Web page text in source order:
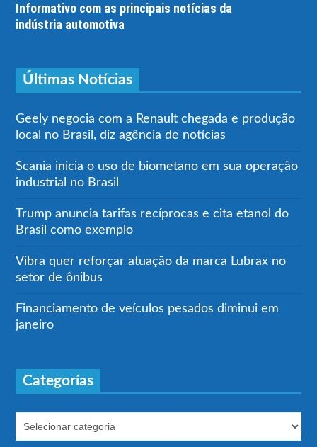
Informativo com as principais notícias da
indústria automotiva
Últimas Notícias
Geely negocia com a Renault chegada e produção
local no Brasil, diz agência de notícias
Scania inicia o uso de biometano em sua operação
industrial no Brasil
Trump anuncia tarifas recíprocas e cita etanol do
Brasil como exemplo
Vibra quer reforçar atuação da marca Lubrax no
setor de ônibus
Financiamento de veículos pesados diminui em
janeiro
Categorías